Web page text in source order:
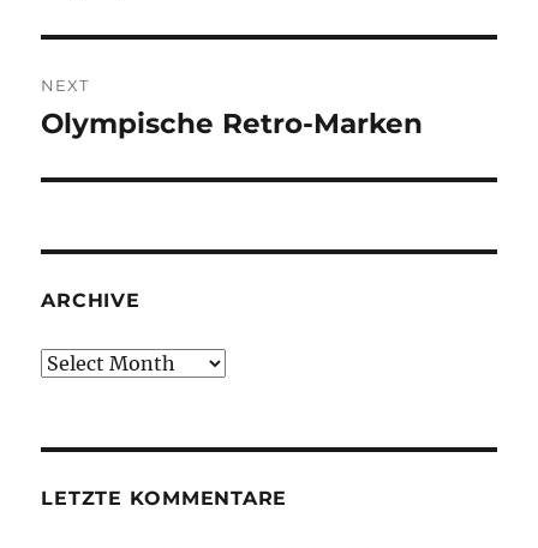
NEXT
Next
Olympische Retro-Marken
ARCHIVE
Archive
LETZTE KOMMENTARE